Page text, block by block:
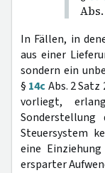
In Fällen, in
aus einer
sondern ein
§ 14cAbs. 2
vorliegt,
Sonderstellung
Steuersystem
eine
ersparter